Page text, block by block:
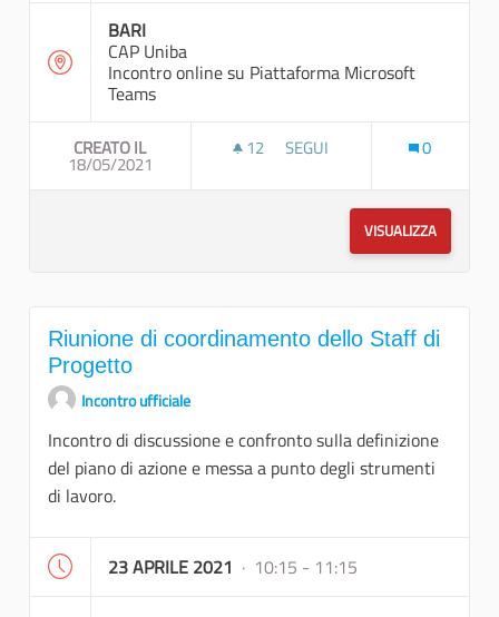
BARI
CAP Uniba
Incontro online su Piattaforma Microsoft
Teams
CREATO IL
18/05/2021
12 12 SOSTENITORI
SEGUI 0
VISUALIZZA
Riunione di coordinamento dello Staff di
Progetto
Incontro ufficiale
Incontro di discussione e confronto sulla definizione
del piano di azione e messa a punto degli strumenti
di lavoro.
23 APRILE 2021 · 10:15 - 11:15